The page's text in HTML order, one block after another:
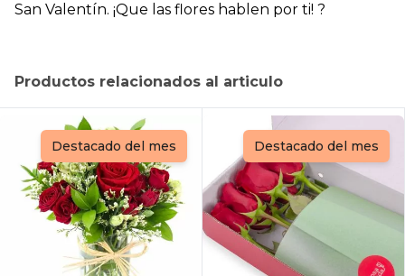
San Valentín. ¡Que las flores hablen por ti! ?
Productos relacionados al articulo
Destacado del mes Destacado del mes